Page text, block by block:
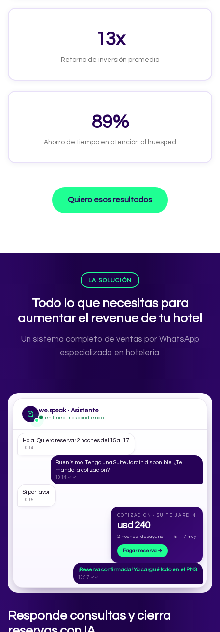
13x
Retorno de inversión promedio
89%
Ahorro de tiempo en atención al huésped
Quiero esos resultados
LA SOLUCIÓN
Todo lo que necesitas para
aumentar el revenue de tu hotel
Un sistema completo de ventas por WhatsApp
especializado en hotelería.
we.speak · Asistente
● en línea · respondiendo
Hola! Quiero reservar 2 noches del 15 al 17.
10:14
Buenísimo. Tengo una Suite Jardín disponible. ¿Te
mando la cotización?
10:14 ✓✓
Sí por favor.
10:15
COTIZACIÓN · SUITE JARDÍN
usd 240
2 noches · desayuno 15–17 may
Pagar reserva →
¡Reserva confirmada! Ya cargué todo en el PMS.
10:17 ✓✓
Responde consultas y cierra